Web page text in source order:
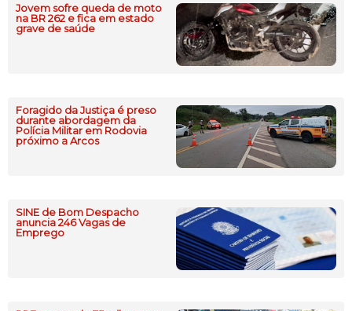
Jovem sofre queda de moto
na BR 262 e fica em estado
grave de saúde
Foragido da Justiça é preso
durante abordagem da
Polícia Militar em Rodovia
próximo a Arcos
SINE de Bom Despacho
anuncia 246 Vagas de
Emprego